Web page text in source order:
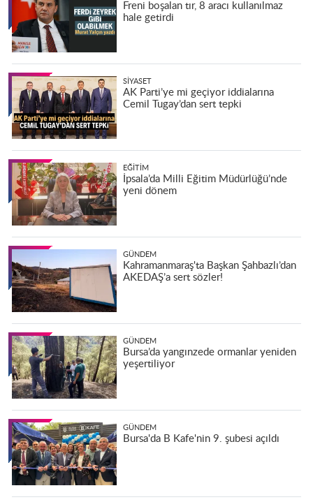
Freni boşalan tır, 8 aracı kullanılmaz
hale getirdi
SIYASET
AK Parti’ye mi geçiyor iddialarına
Cemil Tugay’dan sert tepki
EĞITIM
İpsala’da Milli Eğitim Müdürlüğü’nde
yeni dönem
GÜNDEM
Kahramanmaraş'ta Başkan Şahbazlı’dan
AKEDAŞ’a sert sözler!
GÜNDEM
Bursa’da yangınzede ormanlar yeniden
yeşertiliyor
GÜNDEM
Bursa'da B Kafe'nin 9. şubesi açıldı